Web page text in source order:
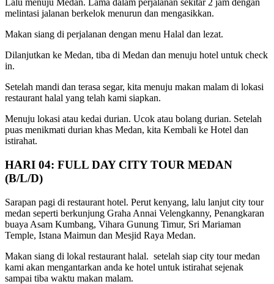
Lalu menuju Medan. Lama dalam perjalanan sekitar 2 jam dengan
melintasi jalanan berkelok menurun dan mengasikkan.
Makan siang di perjalanan dengan menu Halal dan lezat.
Dilanjutkan ke Medan, tiba di Medan dan menuju hotel untuk check
in.
Setelah mandi dan terasa segar, kita menuju makan malam di lokasi
restaurant halal yang telah kami siapkan.
Menuju lokasi atau kedai durian. Ucok atau bolang durian. Setelah
puas menikmati durian khas Medan, kita Kembali ke Hotel dan
istirahat.
HARI 04: FULL DAY CITY TOUR MEDAN
(B/L/D)
Sarapan pagi di restaurant hotel. Perut kenyang, lalu lanjut city tour
medan seperti berkunjung Graha Annai Velengkanny, Penangkaran
buaya Asam Kumbang, Vihara Gunung Timur, Sri Mariaman
Temple, Istana Maimun dan Mesjid Raya Medan.
Makan siang di lokal restaurant halal. setelah siap city tour medan
kami akan mengantarkan anda ke hotel untuk istirahat sejenak
sampai tiba waktu makan malam.